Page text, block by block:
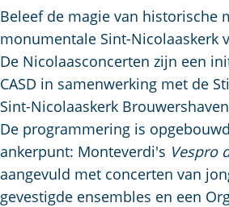
a
l
l
e
c
o
n
c
e
Beleef de magie van historische
monumentale Sint-Nicolaaskerk
De Nicolaasconcerten zijn een
CASD in samenwerking met de
Sint-Nicolaaskerk
De programmering is
ankerpunt: Monteverdi's Vespro
aangevuld met concerten van
gevestigde ensembles en een